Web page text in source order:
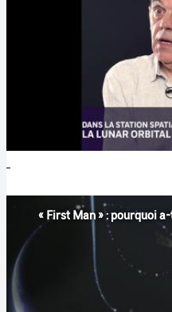
« First Man » : pourquoi